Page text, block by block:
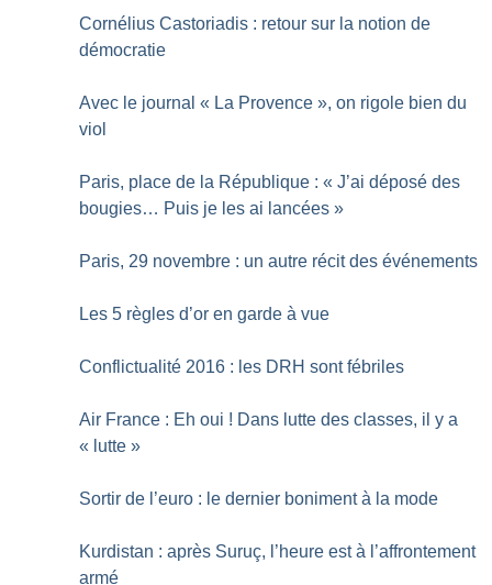
Cornélius Castoriadis : retour sur la notion de
démocratie
Avec le journal « La Provence », on rigole bien du
viol
Paris, place de la République : « J’ai déposé des
bougies… Puis je les ai lancées »
Paris, 29 novembre : un autre récit des événements
Les 5 règles d’or en garde à vue
Conflictualité 2016 : les DRH sont fébriles
Air France : Eh oui ! Dans lutte des classes, il y a
« lutte »
Sortir de l’euro : le dernier boniment à la mode
Kurdistan : après Suruç, l’heure est à l’affrontement
armé